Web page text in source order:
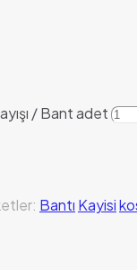
/ Bant adet
Bantı Kayisi